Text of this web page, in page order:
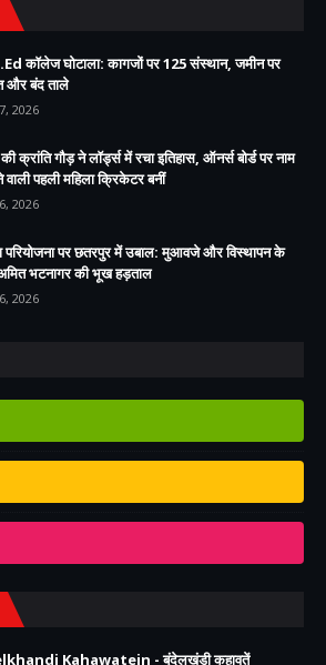
कॉलेज घोटाला: कागजों पर 125 संस्थान, जमीन पर
और बंद ताले
2026
क्रांति गौड़ ने लॉर्ड्स में रचा इतिहास, ऑनर्स बोर्ड पर नाम
वाली पहली महिला क्रिकेटर बनीं
2026
परियोजना पर छतरपुर में उबाल: मुआवजे और विस्थापन के
भटनागर की भूख हड़ताल
2026
Kahawatein - बुंदेलखंडी कहावतें